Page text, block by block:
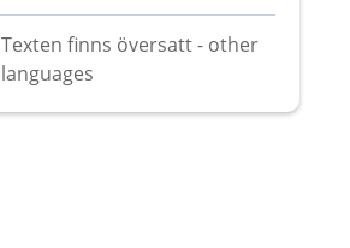
Texten finns översatt - other
languages